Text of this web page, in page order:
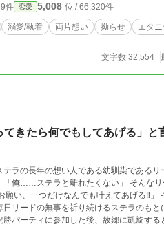
件 恋愛 5,008 位 / 66,320件
溺愛/執着 両片想い 拗らせ エタニ
文字数 32,554
きたら何でもしてあげる」と
ラの長年の想い人である幼馴染であるリ
叶えてあげる‼」 そんなとっさにステラから飛び出た約束を
パーティに参加した後、故郷に凱旋す